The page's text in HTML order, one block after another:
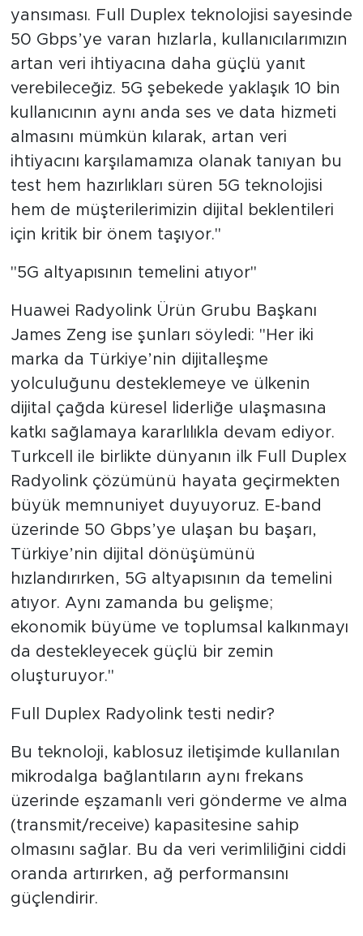
yansıması. Full Duplex teknolojisi sayesinde
50 Gbps’ye varan hızlarla, kullanıcılarımızın
artan veri ihtiyacına daha güçlü yanıt
verebileceğiz. 5G şebekede yaklaşık 10 bin
kullanıcının aynı anda ses ve data hizmeti
almasını mümkün kılarak, artan veri
ihtiyacını karşılamamıza olanak tanıyan bu
test hem hazırlıkları süren 5G teknolojisi
hem de müşterilerimizin dijital beklentileri
için kritik bir önem taşıyor."
"5G altyapısının temelini atıyor"
Huawei Radyolink Ürün Grubu Başkanı
James Zeng ise şunları söyledi: "Her iki
marka da Türkiye’nin dijitalleşme
yolculuğunu desteklemeye ve ülkenin
dijital çağda küresel liderliğe ulaşmasına
katkı sağlamaya kararlılıkla devam ediyor.
Turkcell ile birlikte dünyanın ilk Full Duplex
Radyolink çözümünü hayata geçirmekten
büyük memnuniyet duyuyoruz. E-band
üzerinde 50 Gbps’ye ulaşan bu başarı,
Türkiye’nin dijital dönüşümünü
hızlandırırken, 5G altyapısının da temelini
atıyor. Aynı zamanda bu gelişme;
ekonomik büyüme ve toplumsal kalkınmayı
da destekleyecek güçlü bir zemin
oluşturuyor."
Full Duplex Radyolink testi nedir?
Bu teknoloji, kablosuz iletişimde kullanılan
mikrodalga bağlantıların aynı frekans
üzerinde eşzamanlı veri gönderme ve alma
(transmit/receive) kapasitesine sahip
olmasını sağlar. Bu da veri verimliliğini ciddi
oranda artırırken, ağ performansını
güçlendirir.